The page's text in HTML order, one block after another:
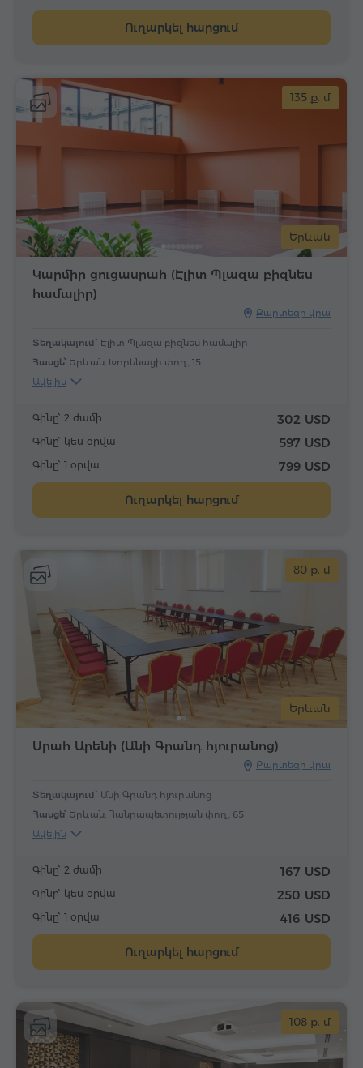
Ուղարկել հարցում
Երևան
135 ք. մ
Կարմիր ցուցասրահ (Էլիտ Պլազա բիզնես
համալիր)
Քարտեզի վրա
Տեղակայում՝ Էլիտ Պլազա բիզնես համալիր
Հասցե՝ Երևան, Խորենացի փող., 15
Ավելին
Գինը՝ 2 ժամի 302 USD
Գինը՝ կես օրվա 597 USD
Գինը՝ 1 օրվա 799 USD
Ուղարկել հարցում
Երևան
80 ք. մ
Սրահ Արենի (Անի Գրանդ հյուրանոց)
Քարտեզի վրա
Տեղակայում՝ Անի Գրանդ հյուրանոց
Հասցե՝ Երևան, Հանրապետության փող., 65
Ավելին
Գինը՝ 2 ժամի 167 USD
Գինը՝ կես օրվա 250 USD
Գինը՝ 1 օրվա 416 USD
Ուղարկել հարցում
108 ք. մ